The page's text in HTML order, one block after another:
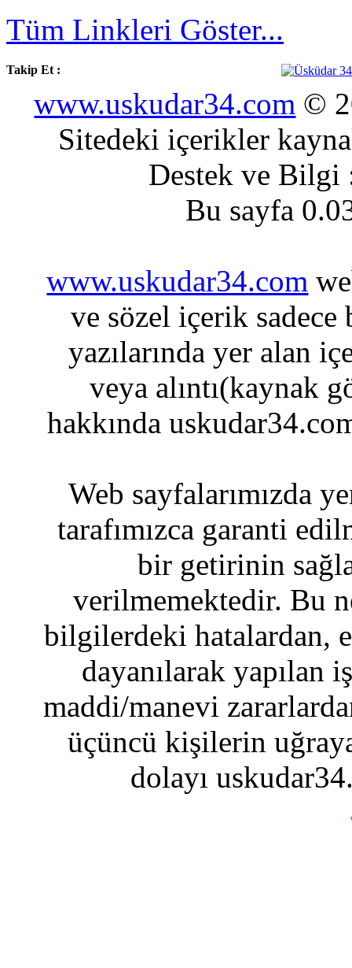
Tüm Linkleri Göster...
Takip Et :
www.uskudar34.com ©
Sitedeki içerikler
Destek ve
Bu sayfa
www.uskudar34.com
ve sözel içerik sadece
yazılarında yer alan
veya alıntı(kaynak
hakkında
Web sayfalarımızda
tarafımızca garanti
bir getirinin
verilmemektedir. Bu
bilgilerdeki hatalardan,
dayanılarak yapılan
maddi/manevi
üçüncü kişilerin
dolayı